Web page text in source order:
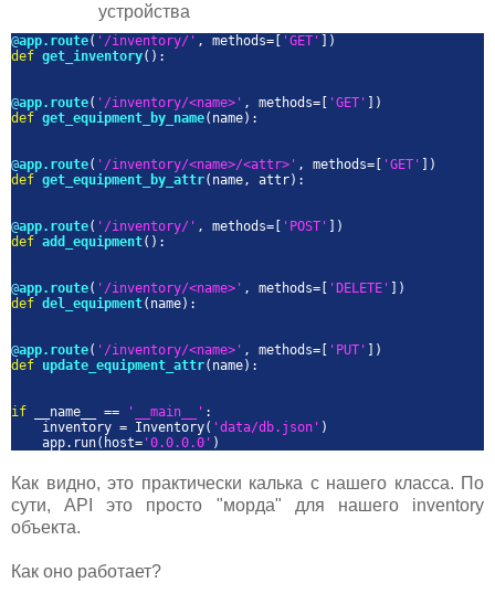
устройства
@app.route( '/inventory/' , methods=[ 'GET'
])
def get_inventory():
@app.route( '/inventory/<name>' , methods=[ 'GET'
])
def get_equipment_by_name(name):
@app.route( '/inventory/<name>/<attr>' , methods=[ 'GET'
])
def get_equipment_by_attr(name, attr):
@app.route( '/inventory/' , methods=[ 'POST'
])
def add_equipment():
@app.route( '/inventory/<name>' , methods=[ 'DELETE'
])
def del_equipment(name):
@app.route( '/inventory/<name>' , methods=[ 'PUT'
])
def update_equipment_attr(name):
if __name__ == '__main__' :
inventory = Inventory( 'data/db.json' )
app.run(host= '0.0.0.0' )
Как видно, это практически калька с нашего класса. По
сути, API это просто "морда" для нашего inventory
объекта.
Как оно работает?